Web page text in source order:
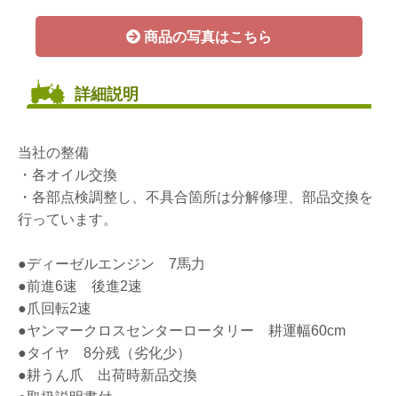
商品の写真はこちら
詳細説明
当社の整備
・各オイル交換
・各部点検調整し、不具合箇所は分解修理、部品交換を
行っています。
●ディーゼルエンジン 7馬力
●前進6速 後進2速
●爪回転2速
●ヤンマークロスセンターロータリー 耕運幅60cm
●タイヤ 8分残（劣化少）
●耕うん爪 出荷時新品交換